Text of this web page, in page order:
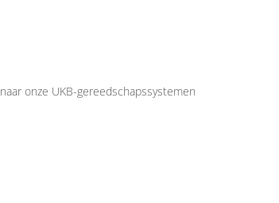
naar onze UKB-gereedschapssystemen